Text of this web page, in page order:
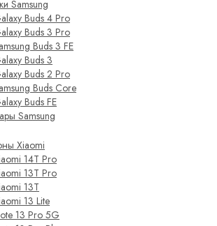
Samsung
Buds 4 Pro
Buds 3 Pro
Buds 3 FE
Buds 3
Buds 2 Pro
Buds Core
Buds FE
Samsung
Xiaomi
14T Pro
13T Pro
13T
13 Lite
13 Pro 5G